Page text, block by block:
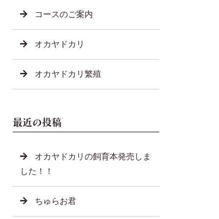
コースのご案内
オカヤドカリ
オカヤドカリ繁殖
最近の投稿
オカヤドカリの飼育本発売しま
した！！
ちゅらお君